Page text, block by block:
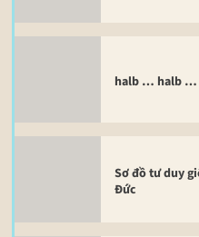
halb … halb
Sơ đồ tư duy
Đức